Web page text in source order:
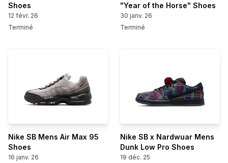
Shoes
12 févr. 26
Terminé
"Year of the Horse" Shoes
30 janv. 26
Terminé
Nike SB Mens Air Max 95
Shoes
16 janv. 26
Nike SB x Nardwuar Mens
Dunk Low Pro Shoes
19 déc. 25